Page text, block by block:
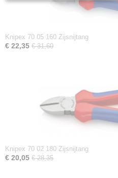
Knipex 70 05 160 Zijsnijtang
€ 22,35 € 31,60
Knipex 70 02 180 Zijsnijtang
€ 20,05 € 28,35